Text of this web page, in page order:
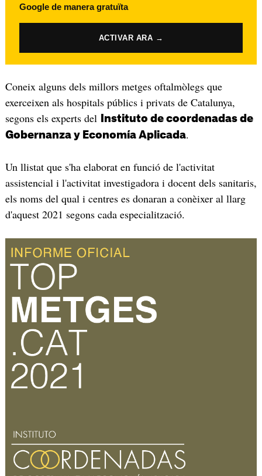
Google de manera gratuïta
ACTIVAR ARA →
Coneix alguns dels millors metges oftalmòlegs que
exerceixen als hospitals públics i privats de Catalunya,
segons els experts del
Instituto de coordenadas de
Gobernanza y Economía Aplicada.
Un llistat que s'ha elaborat en funció de l'activitat
assistencial i l'activitat investigadora i docent dels sanitaris,
els noms del qual i centres es donaran a conèixer al llarg
d'aquest 2021 segons cada especialització.